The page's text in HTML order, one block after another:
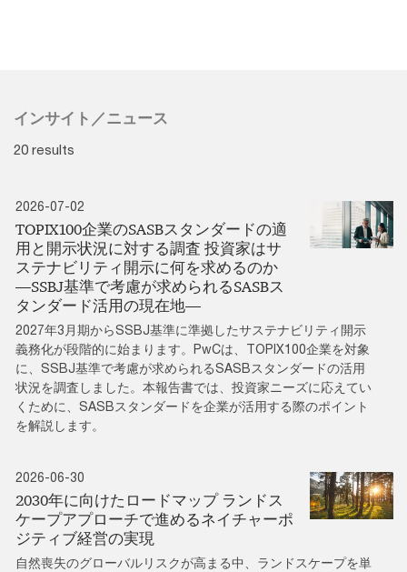
インサイト／ニュース
20 results
2026-07-02
TOPIX100企業のSASBスタンダードの適
用と開示状況に対する調査 投資家はサ
ステナビリティ開示に何を求めるのか
―SSBJ基準で考慮が求められるSASBス
タンダード活用の現在地―
2027年3月期からSSBJ基準に準拠したサステナビリティ開示
義務化が段階的に始まります。PwCは、TOPIX100企業を対象
に、SSBJ基準で考慮が求められるSASBスタンダードの活用
状況を調査しました。本報告書では、投資家ニーズに応えてい
くために、SASBスタンダードを企業が活用する際のポイント
を解説します。
2026-06-30
2030年に向けたロードマップ ランドス
ケープアプローチで進めるネイチャーポ
ジティブ経営の実現
自然喪失のグローバルリスクが高まる中、ランドスケープを単